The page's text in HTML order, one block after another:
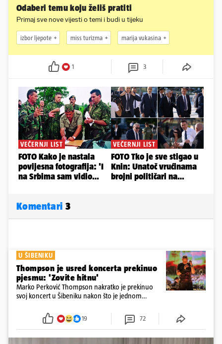
Odaberi temu koju želiš pratiti
Primaj sve nove vijesti o temi i budi u tijeku
izbor ljepote miss turizma marija vukasina
1 3
Komentari 3
U ŠIBENIKU
Thompson je usred koncerta prekinuo
pjesmu: 'Zovite hitnu'
Marko Perković Thompson nakratko je prekinuo
svoj koncert u Šibeniku nakon što je jednom
19 72